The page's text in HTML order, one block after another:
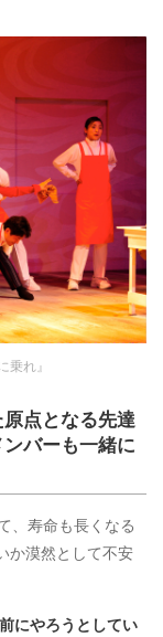
れ』
点となる先達
バーも一緒に
、寿命も長くなる
か漠然として不安
にやろうとしてい